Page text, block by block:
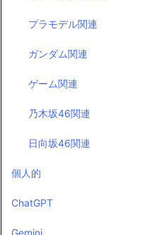
プラモデル関連
ガンダム関連
ゲーム関連
乃木坂46関連
日向坂46関連
個人的
ChatGPT
Gemini